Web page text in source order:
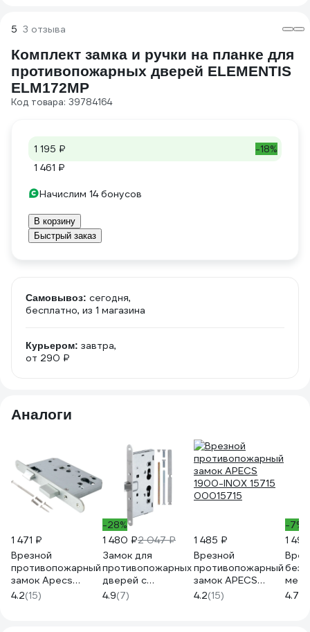
5 3 отзыва
Комплект замка и ручки на планке для
противопожарных дверей ELEMENTIS
ELM172MP
Код товара: 39784164
1 195 ₽
-18%
1 461 ₽
Начислим 14 бонусов
В корзину
Быстрый заказ
Самовывоз: сегодня,
бесплатно, из 1 магазина
Курьером: завтра,
от 290 ₽
Аналоги
1 471 ₽
Врезной
противопожарный
замок Apecs
1900-ZN 21074
4.2(15)
-28%
1 480 ₽2 047 ₽
Замок для
противопожарных
дверей с
раздельным
квадратом Fuaro
4.9(7)
1 485 ₽
Врезной
противопожарный
замок APECS
1900-INOX 15715
00015715
4.2(15)
-7%
1
без
4.7